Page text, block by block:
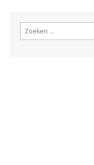
Zoeken